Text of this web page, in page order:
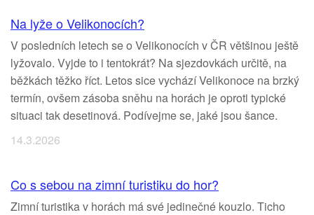
Na lyže o Velikonocích?
V posledních letech se o Velikonocích v ČR většinou ještě
lyžovalo. Vyjde to i tentokrát? Na sjezdovkách určitě, na
běžkách těžko říct. Letos sice vychází Velikonoce na brzký
termín, ovšem zásoba sněhu na horách je oproti typické
situaci tak desetinová. Podívejme se, jaké jsou šance.
14.3.2026
Co s sebou na zimní turistiku do hor?
Zimní turistika v horách má své jedinečné kouzlo. Ticho